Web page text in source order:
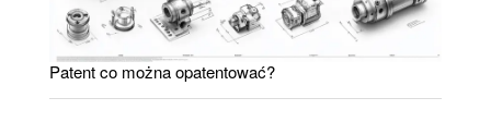
Patent co można opatentować?